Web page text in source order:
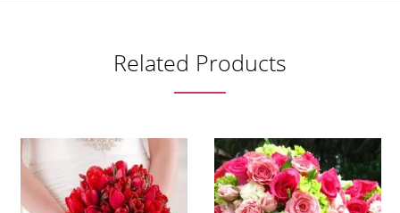
Related Products